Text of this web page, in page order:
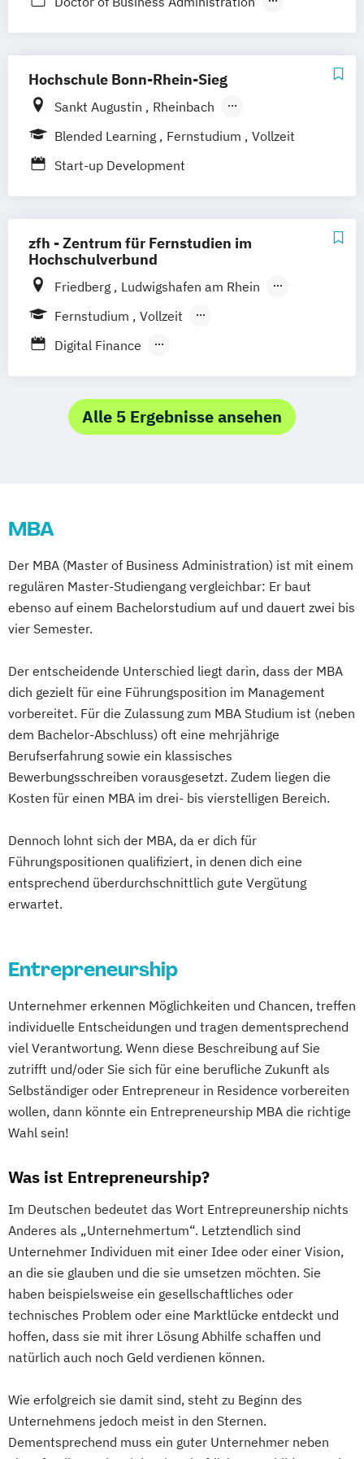
Hochschule Bonn-Rhein-Sieg
Sankt Augustin
Rheinbach
DIGITALHUB.DE Bonn
Blended Learning Fernstudium
Vollzeit
Start-up Development
zfh - Zentrum für Fernstudien im
Hochschulverbund
Friedberg
Ludwigshafen am Rhein
Remagen
Zweibrücken
Fernstudium
Vollzeit
Berufsbegleitendes Präsenzstudium
Digital Finance
Logistics – International Management &
Consulting (MBA)
MBA Leading Business Transformation
MBA Management in der Weinwirtschaft
MBA Sport-Management
MBA Unternehmensführung
MBA Vertriebsingenieur/in
Alle 5 Ergebnisse ansehen
MBA
Der MBA (Master of Business Administration) ist mit einem
regulären Master-Studiengang vergleichbar: Er baut
ebenso auf einem Bachelorstudium auf und dauert zwei bis
vier Semester.
Der entscheidende Unterschied liegt darin, dass der MBA
dich gezielt für eine Führungsposition im Management
vorbereitet. Für die Zulassung zum MBA Studium ist (neben
dem Bachelor-Abschluss) oft eine mehrjährige
Berufserfahrung sowie ein klassisches
Bewerbungsschreiben vorausgesetzt. Zudem liegen die
Kosten für einen MBA im drei- bis vierstelligen Bereich.
Dennoch lohnt sich der MBA, da er dich für
Führungspositionen qualifiziert, in denen dich eine
entsprechend überdurchschnittlich gute Vergütung
erwartet.
Entrepreneurship
Unternehmer erkennen Möglichkeiten und Chancen, treffen
individuelle Entscheidungen und tragen dementsprechend
viel Verantwortung. Wenn diese Beschreibung auf Sie
zutrifft und/oder Sie sich für eine berufliche Zukunft als
Selbständiger oder Entrepreneur in Residence vorbereiten
wollen, dann könnte ein Entrepreneurship MBA die richtige
Wahl sein!
Was ist Entrepreneurship?
Im Deutschen bedeutet das Wort Entrepreunership nichts
Anderes als „Unternehmertum“. Letztendlich sind
Unternehmer Individuen mit einer Idee oder einer Vision,
an die sie glauben und die sie umsetzen möchten. Sie
haben beispielsweise ein gesellschaftliches oder
technisches Problem oder eine Marktlücke entdeckt und
hoffen, dass sie mit ihrer Lösung Abhilfe schaffen und
natürlich auch noch Geld verdienen können.
Wie erfolgreich sie damit sind, steht zu Beginn des
Unternehmens jedoch meist in den Sternen.
Dementsprechend muss ein guter Unternehmer neben